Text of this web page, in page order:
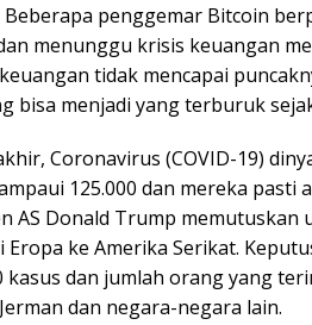
penggemar Bitcoin
menunggu krisis keuangan
tidak mencapai
bisa menjadi yang terburuk
Coronavirus (COVID-19)
125.000 dan mereka pasti
AS Donald Trump
ke Amerika Serikat.
kasus dan jumlah orang yang
dan negara-negara lain.